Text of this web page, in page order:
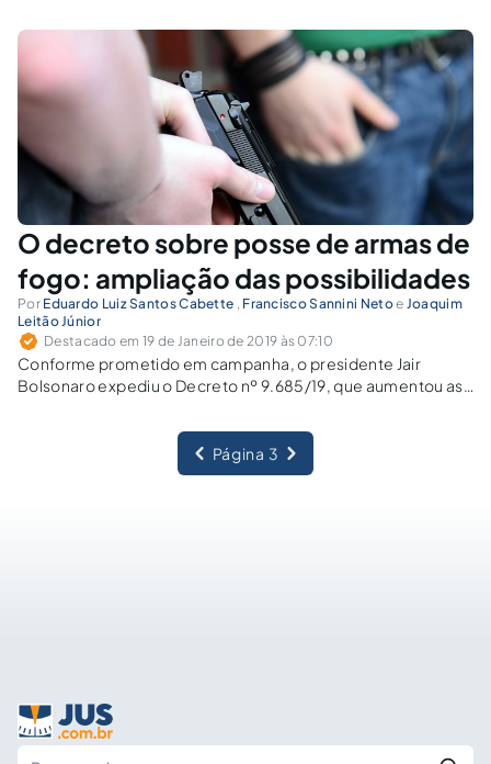
O decreto sobre posse de armas de
fogo: ampliação das possibilidades
Por Eduardo Luiz Santos Cabette , Francisco Sannini Netoe Joaquim
Leitão Júnior
Destacado em 19 de Janeiro de 2019 às 07:10
Conforme prometido em campanha, o presidente Jair
Bolsonaro expediu o Decreto nº 9.685/19, que aumentou as
de uso permitido para manter em sua casa ou local de
Página 3